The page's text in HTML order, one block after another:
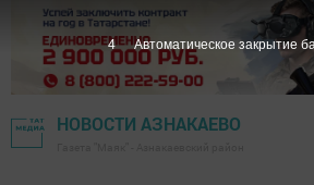
НОВОСТИ АЗНАКАЕВО
3 Автоматическое закрытие